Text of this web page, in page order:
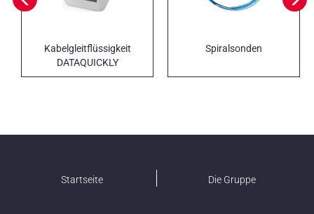
Kabelgleitflüssigkeit
DATAQUICKLY
Spiralsonden
Startseite Die Gruppe